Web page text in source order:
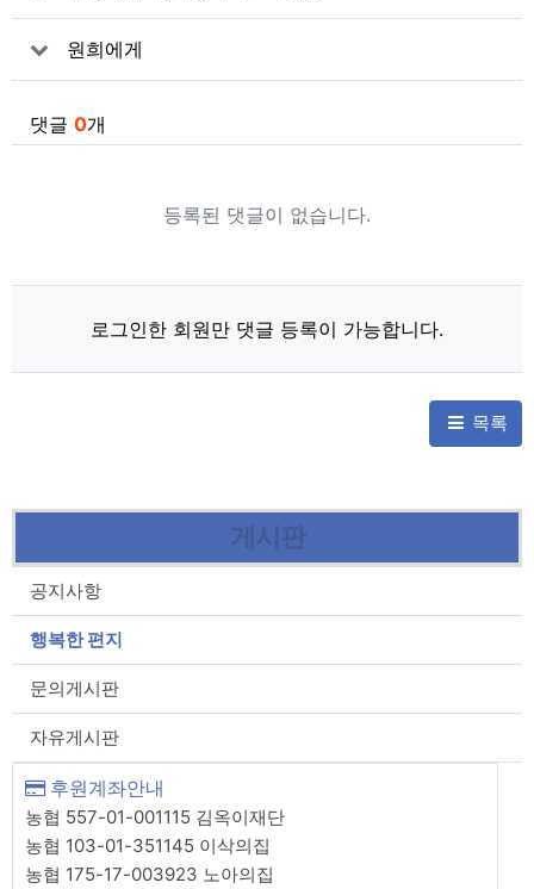
원희에게
댓글 0개
등록된 댓글이 없습니다.
로그인한 회원만 댓글 등록이 가능합니다.
목록
게시판
공지사항
행복한 편지
문의게시판
자유게시판
후원계좌안내
농협 557-01-001115 김옥이재단
농협 103-01-351145 이삭의집
농협 175-17-003923 노아의집